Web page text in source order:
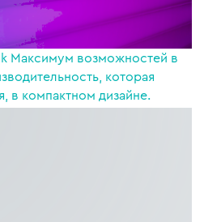
Максимум возможностей в
которая
в компактном дизайне.